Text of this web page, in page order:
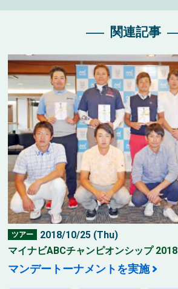
関連記事
ツアー
2018/10/25 (Thu)
マイナビABCチャンピオンシップ 2018
マンデートーナメントを実施